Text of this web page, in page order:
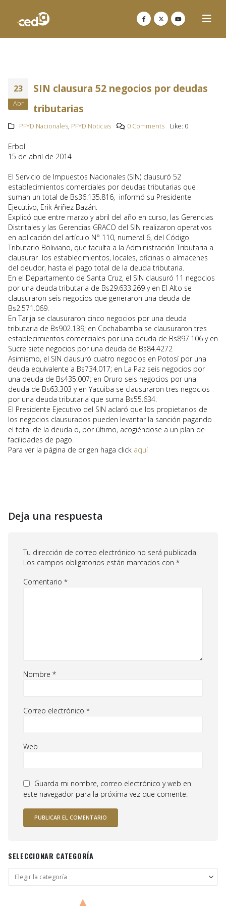
23
Abr
SIN clausura 52 negocios por deudas
tributarias
PFYD Nacionales, PFYD Noticias 0 Comments Like: 0
Erbol
15 de abril de 2014
El Servicio de Impuestos Nacionales (SIN) clausuró 52
establecimientos comerciales por deudas tributarias que
suman un total de Bs36.135.816, informó su Presidente
Ejecutivo, Erik Ariñez Bazán.
Explicó que entre marzo y abril del año en curso, las Gerencias
Distritales y las Gerencias GRACO del SIN realizaron operativos
en aplicación del artículo N° 110, numeral 6, del Código
Tributario Boliviano, que faculta a la Administración Tributaria a
clausurar los establecimientos, locales, oficinas o almacenes
del deudor, hasta el pago total de la deuda tributaria.
En el Departamento de Santa Cruz, el SIN clausuró 11 negocios
por una deuda tributaria de Bs29.633.269 y en El Alto se
clausuraron seis negocios que generaron una deuda de
Bs2.571.069.
En Tarija se clausuraron cinco negocios por una deuda
tributaria de Bs902.139; en Cochabamba se clausuraron tres
establecimientos comerciales por una deuda de Bs897.106 y en
Sucre siete negocios por una deuda de Bs84.4272
Asimismo, el SIN clausuró cuatro negocios en Potosí por una
deuda equivalente a Bs734.017; en La Paz seis negocios por
una deuda de Bs435.007; en Oruro seis negocios por una
deuda de Bs63.303 y en Yacuiba se clausuraron tres negocios
por una deuda tributaria que suma Bs55.634.
El Presidente Ejecutivo del SIN aclaró que los propietarios de
los negocios clausurados pueden levantar la sanción pagando
el total de la deuda o, por último, acogiéndose a un plan de
facilidades de pago.
Para ver la página de origen haga click aquí
Deja una respuesta
Tu dirección de correo electrónico no será publicada.
Los campos obligatorios están marcados con *
Comentario *
Nombre *
Correo electrónico *
Web
Guarda mi nombre, correo electrónico y web en
este navegador para la próxima vez que comente.
SELECCIONAR CATEGORÍA
Seleccionar
categoría